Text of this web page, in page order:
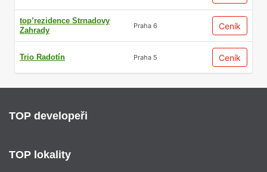
top’rezidence Strnadovy
Zahrady
Praha 6 Ceník
Trio Radotín Praha 5 Ceník
TOP developeři
TOP lokality